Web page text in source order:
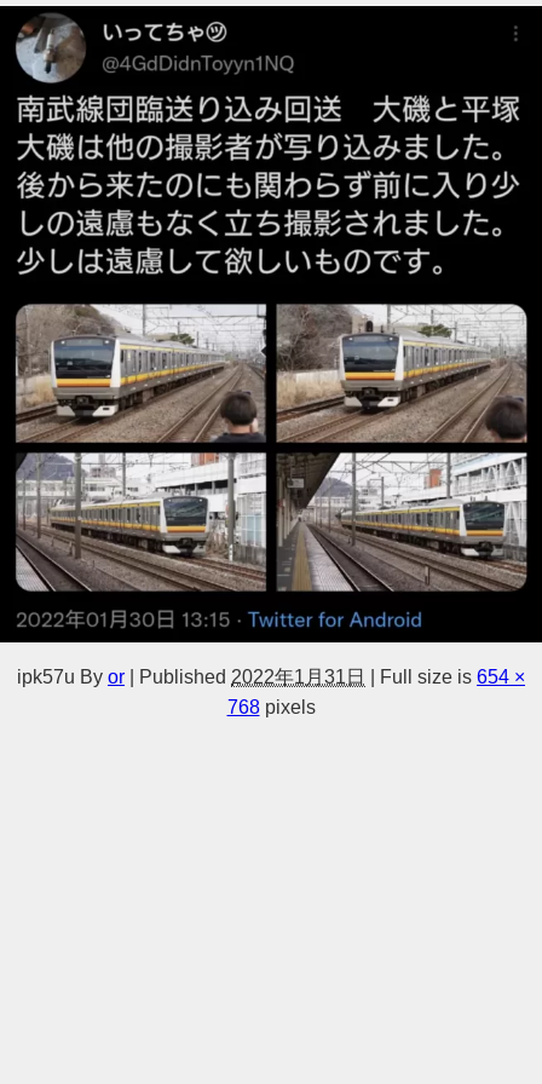
ipk57u By or Published 2022年1月31日 Full size is 654 ×
768pixels